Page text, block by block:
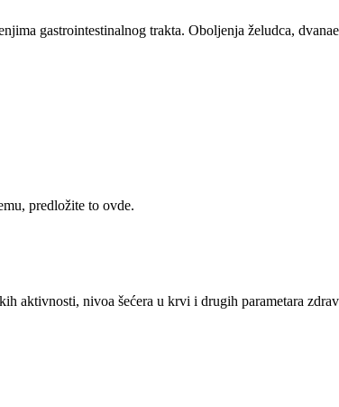
gastrointestinalnog trakta. Oboljenja želudca,
predložite to ovde.
aktivnosti, nivoa šećera u krvi i drugih parametara